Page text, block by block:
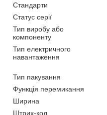
Стандарти
Статус серії
Тип виробу або
компоненту
Тип електричного
навантаження
Тип пакування
Функція перемикання
Ширина
Штрих-код